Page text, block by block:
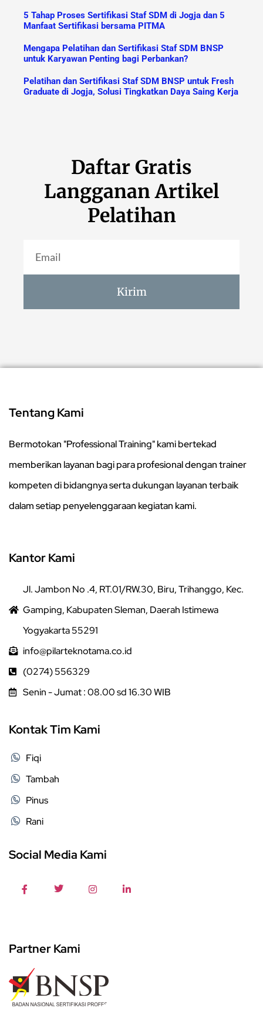
5 Tahap Proses Sertifikasi Staf SDM di Jogja dan 5
Manfaat Sertifikasi bersama PITMA
Mengapa Pelatihan dan Sertifikasi Staf SDM BNSP
untuk Karyawan Penting bagi Perbankan?
Pelatihan dan Sertifikasi Staf SDM BNSP untuk Fresh
Graduate di Jogja, Solusi Tingkatkan Daya Saing Kerja
Daftar Gratis
Langganan Artikel
Pelatihan
Kirim
Tentang Kami
Bermotokan "Professional Training" kami bertekad
memberikan layanan bagi para profesional dengan trainer
kompeten di bidangnya serta dukungan layanan terbaik
dalam setiap penyelenggaraan kegiatan kami.
Kantor Kami
Jl. Jambon No .4, RT.01/RW.30, Biru, Trihanggo, Kec.
Gamping, Kabupaten Sleman, Daerah Istimewa
Yogyakarta 55291
info@pilarteknotama.co.id
(0274) 556329
Senin - Jumat : 08.00 sd 16.30 WIB
Kontak Tim Kami
Fiqi
Tambah
Pinus
Rani
Social Media Kami
Partner Kami